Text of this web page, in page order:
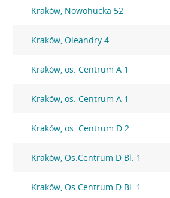
Kraków, Nowohucka 52
Kraków, Oleandry 4
Kraków, os. Centrum A 1
Kraków, os. Centrum A 1
Kraków, os. Centrum D 2
Kraków, Os.Centrum D Bl. 1
Kraków, Os.Centrum D Bl. 1